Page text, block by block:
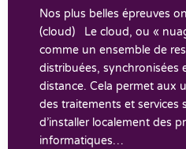
Nos plus belles épreuves
(cloud) Le cloud, ou «
comme un ensemble de
distribuées, synchronisées
distance. Cela permet aux
des traitements et services
d’installer localement des
informatiques…